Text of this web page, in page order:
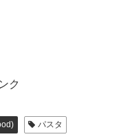
ク
パスタ